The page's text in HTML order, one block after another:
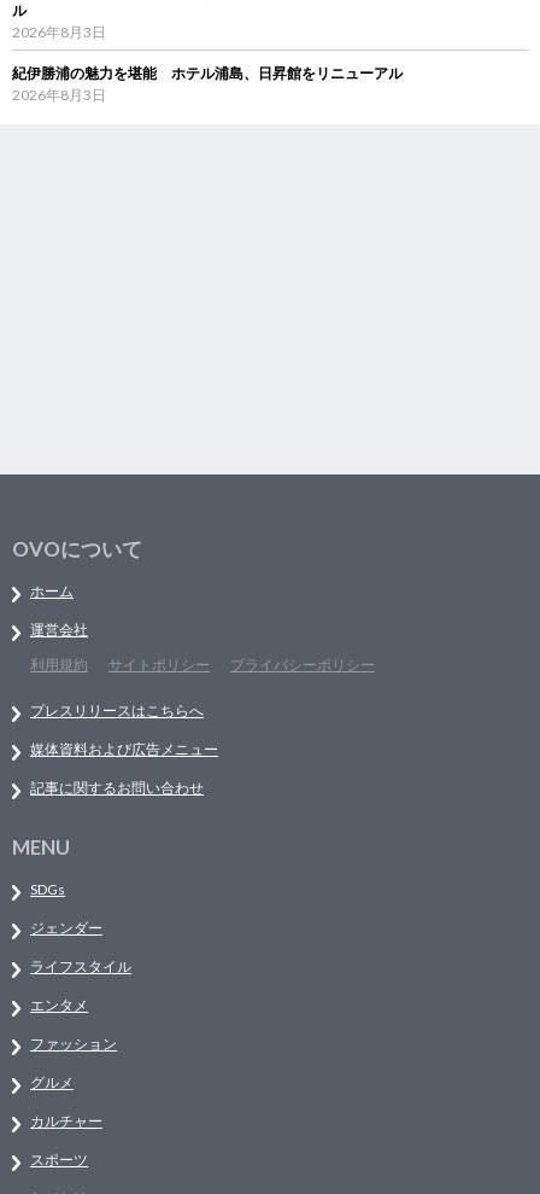
ル
2026年8月3日
紀伊勝浦の魅力を堪能 ホテル浦島、日昇館をリニューアル
2026年8月3日
OVOについて
ホーム
運営会社
利用規約
サイトポリシー プライバシーポリシー
プレスリリースはこちらへ
媒体資料および広告メニュー
記事に関するお問い合わせ
MENU
SDGs
ジェンダー
ライフスタイル
エンタメ
ファッション
グルメ
カルチャー
スポーツ